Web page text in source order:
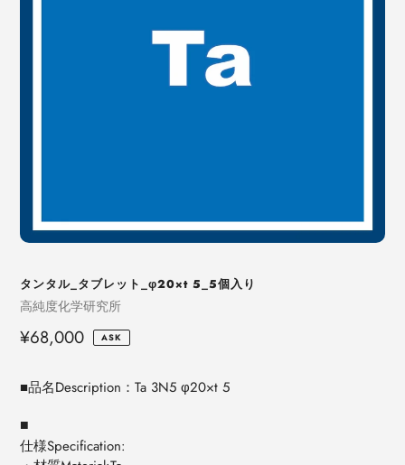
タンタル_タブレット_φ20×t 5_5個入り
売
手
高純度化学研究所
定
¥68,000 ASK
■品名Description：Ta 3N5 φ20×t 5
■
仕様Specification: